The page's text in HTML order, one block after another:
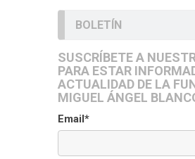
BOLETÍN
SUSCRÍBETE A
PARA ESTAR
ACTUALIDAD DE LA
MIGUEL ÁNGEL
Email*